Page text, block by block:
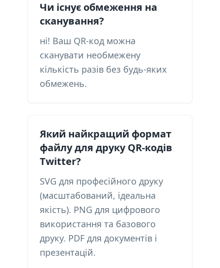
Чи існує обмеження на
сканування?
ні! Ваш QR-код можна
сканувати необмежену
кількість разів без будь-яких
обмежень.
Який найкращий формат
файлу для друку QR-кодів
Twitter?
SVG для професійного друку
(масштабований, ідеальна
якість). PNG для цифрового
використання та базового
друку. PDF для документів і
презентацій.